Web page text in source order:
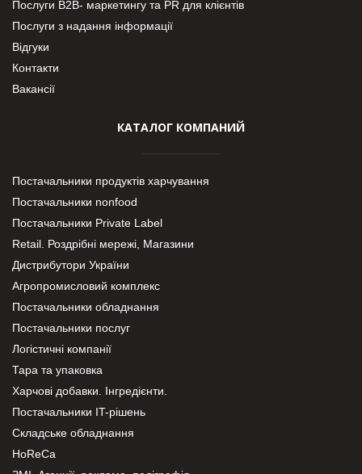
Послуги В2В- маркетингу та PR для клієнтів
Послуги з надання інформації
Відгуки
Контакти
Вакансії
КАТАЛОГ КОМПАНИЙ
Постачальники продуктів харчування
Постачальники nonfood
Постачальники Private Label
Retail. Роздрібні мережі, Магазини
Дистрибутори України
Агропромисловий комплекс
Постачальники обладнання
Постачальники послуг
Логістичні компанії
Тара та упаковка
Харчові добавки. Інгредієнти.
Постачальники IT-рішень
Складське обладнання
HoReCa